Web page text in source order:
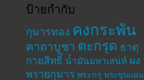
ป้ายกำกับ
กุมารทอง คงกระพัน
คาถาบูชา ตะกรุด ธาตุ
กายสิทธิ์ น้ำมันมหาเสน่ห์ ผง
พรายกุมาร พระกรุ พระขุนแผน